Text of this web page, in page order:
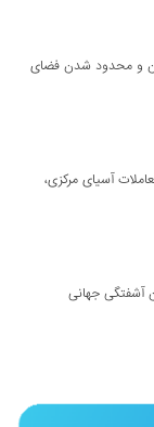
و محدود شدن فضای
آسیای مرکزی،
آشفتگی جهانی